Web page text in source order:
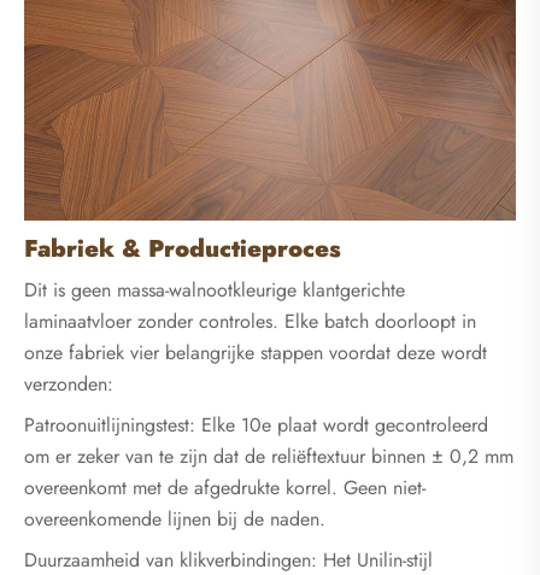
Fabriek & Productieproces
Dit is geen massa-walnootkleurige klantgerichte
laminaatvloer zonder controles. Elke batch doorloopt in
onze fabriek vier belangrijke stappen voordat deze wordt
verzonden:
Patroonuitlijningstest: Elke 10e plaat wordt gecontroleerd
om er zeker van te zijn dat de reliëftextuur binnen ± 0,2 mm
overeenkomt met de afgedrukte korrel. Geen niet-
overeenkomende lijnen bij de naden.
Duurzaamheid van klikverbindingen: Het Unilin-stijl